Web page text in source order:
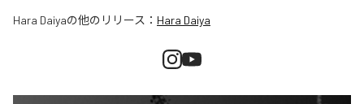
Hara Daiyaの他のリリース： Hara Daiya